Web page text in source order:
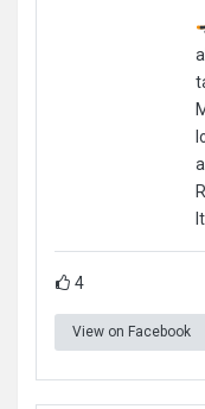
4
View on Facebook